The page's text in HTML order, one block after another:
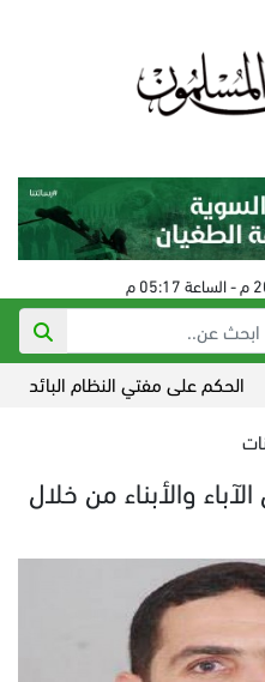
على مفتي النظام البائد في سورية 24
والأبناء من خلال